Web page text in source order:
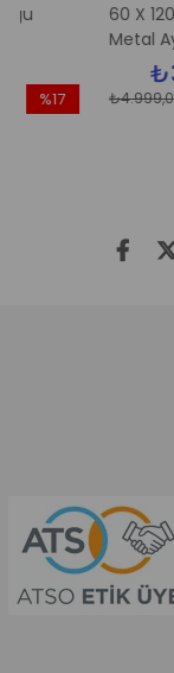
60 X 120
Metal Ayaklı
₺4.999,00